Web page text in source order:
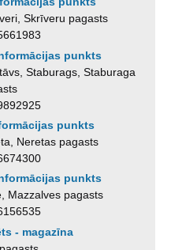
Skrīveru pagasts
punkts
Staburags, Staburaga
punkts
Neretas pagasts
punkts
Mazzalves pagasts
- magazīna